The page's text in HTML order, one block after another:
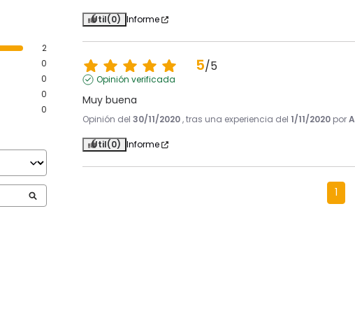
2
0
0
0
0
Útil(0) Informe
5/5
Opinión verificada
Muy buena
Opinión del30/11/2020, tras una experiencia del 1/11/2020 por
Útil(0) Informe
1